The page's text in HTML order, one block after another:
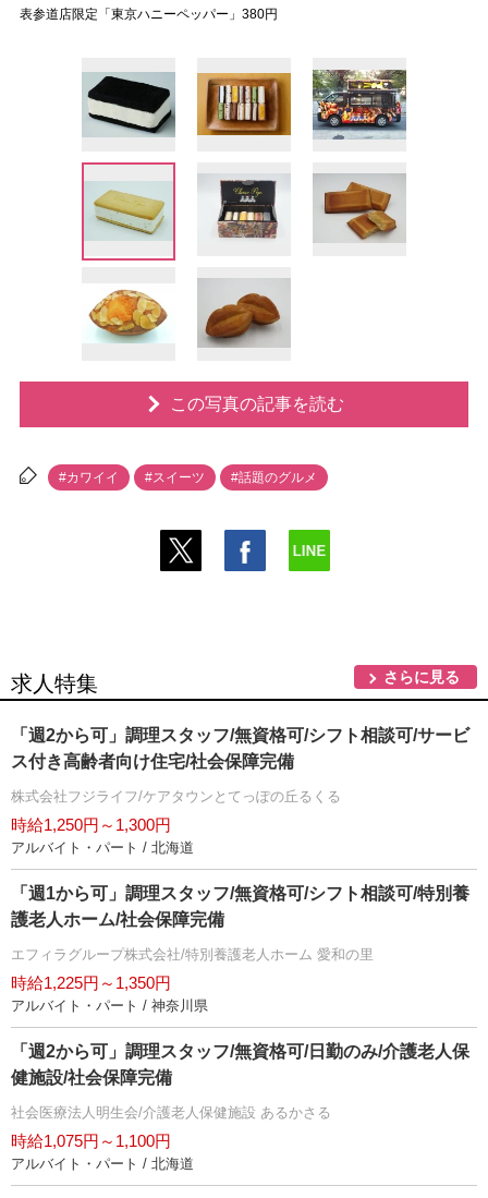
表参道店限定「東京ハニーペッパー」380円
この写真の記事を読む
#カワイイ #スイーツ #話題のグルメ
求人特集 さらに見る
「週2から可」調理スタッフ/無資格可/シフト相談可/サービ
ス付き高齢者向け住宅/社会保障完備
株式会社フジライフ/ケアタウンとてっぽの丘るくる
時給1,250円～1,300円
アルバイト・パート / 北海道
「週1から可」調理スタッフ/無資格可/シフト相談可/特別養
護老人ホーム/社会保障完備
エフィラグループ株式会社/特別養護老人ホーム 愛和の里
時給1,225円～1,350円
アルバイト・パート / 神奈川県
「週2から可」調理スタッフ/無資格可/日勤のみ/介護老人保
健施設/社会保障完備
社会医療法人明生会/介護老人保健施設 あるかさる
時給1,075円～1,100円
アルバイト・パート / 北海道